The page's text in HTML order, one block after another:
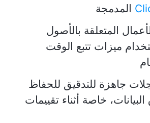
المدمجة
المتعلقة بالأصول
ميزات تتبع الوقت
جاهزة للتدقيق للحفاظ
خاصة أثناء تقييمات